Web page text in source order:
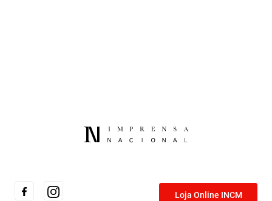
Loja Online INCM